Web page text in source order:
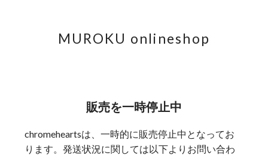
MUROKU onlineshop
販売を一時停止中
chromeheartsは、一時的に販売停止中となってお
ります。発送状況に関しては以下よりお問い合わ